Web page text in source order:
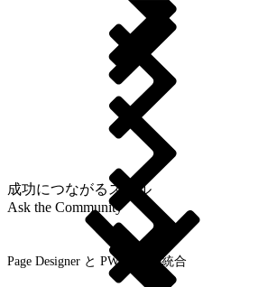
成功につながるスキル
Ask the Community
Page Designer と PWA Kit の統合